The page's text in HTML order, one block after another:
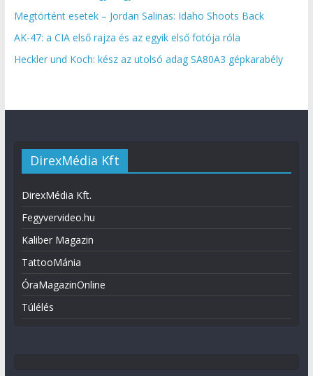
Megtörtént esetek – Jordan Salinas: Idaho Shoots Back
AK-47: a CIA első rajza és az egyik első fotója róla
Heckler und Koch: kész az utolsó adag SA80A3 gépkarabély
DirexMédia Kft
DirexMédia Kft.
Fegyvervideo.hu
Kaliber Magazin
TattooMánia
ÓraMagazinOnline
Túlélés